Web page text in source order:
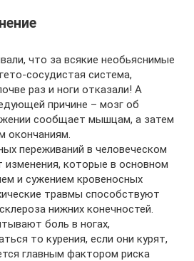
что за всякие необьяснимые
сосудистая система,
раз и ноги отказали! А
причине – мозг об
сообщает мышцам, а затем
окончаниям.
переживаний в человеческом
изменения, которые в основном
и сужением кровеносных
травмы способствуют
нижних конечностей.
боль в ногах,
то курения, если они курят,
главным фактором риска